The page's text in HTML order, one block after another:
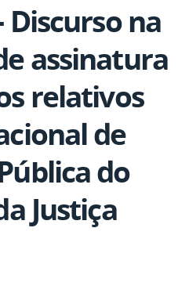
Discurso na
assinatura
relativos
de
do
Justiça